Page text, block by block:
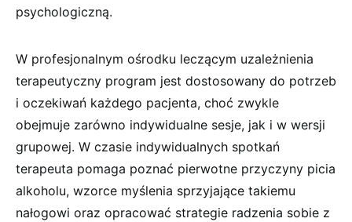
psychologiczną.
W profesjonalnym ośrodku leczącym uzależnienia
terapeutyczny program jest dostosowany do potrzeb
i oczekiwań każdego pacjenta, choć zwykle
obejmuje zarówno indywidualne sesje, jak i w wersji
grupowej. W czasie indywidualnych spotkań
terapeuta pomaga poznać pierwotne przyczyny picia
alkoholu, wzorce myślenia sprzyjające takiemu
nałogowi oraz opracować strategie radzenia sobie z